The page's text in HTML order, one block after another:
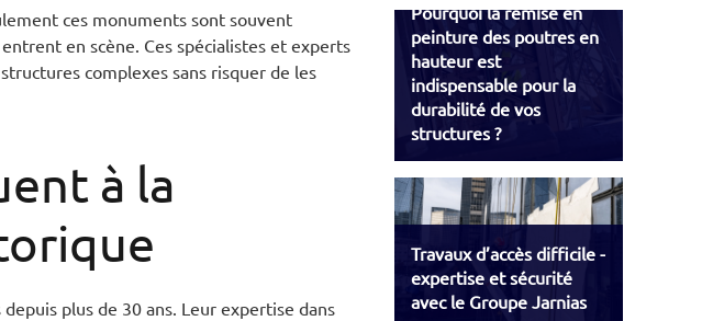
ces monuments sont souvent
entrent en scène. Ces spécialistes et experts
complexes sans risquer de les
à la
plus de 30 ans. Leur expertise dans
Pourquoi la remise en
peinture des poutres en
hauteur est
indispensable pour la
durabilité de vos
structures ?
Travaux d’accès difficile -
expertise et sécurité
avec le Groupe Jarnias